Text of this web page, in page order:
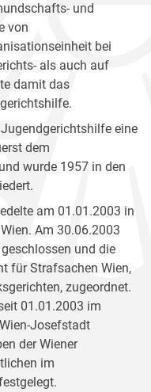
und
von
bei
als auch auf
damit das
eine
dem
wurde 1957 in den
am 01.01.2003 in
Am 30.06.2003
und die
für Strafsachen Wien,
zugeordnet.
01.01.2003 im
Josefstadt
der Wiener
im